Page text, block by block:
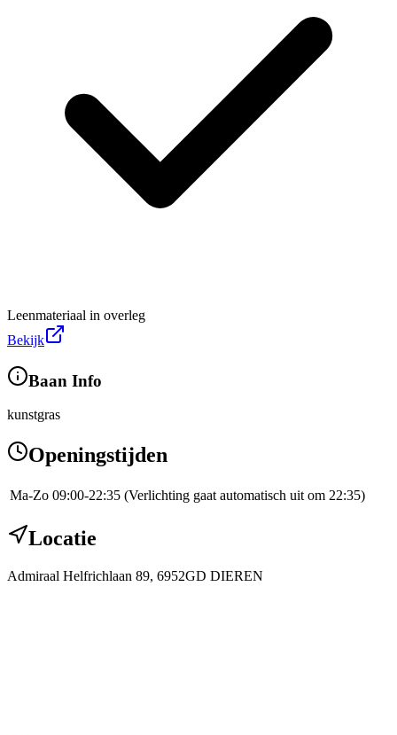
Leenmateriaal in overleg
Bekijk
Baan Info
kunstgras
Openingstijden
Ma-Zo 09:00-22:35 (Verlichting gaat automatisch uit om 22:35)
Locatie
Admiraal Helfrichlaan 89, 6952GD DIEREN